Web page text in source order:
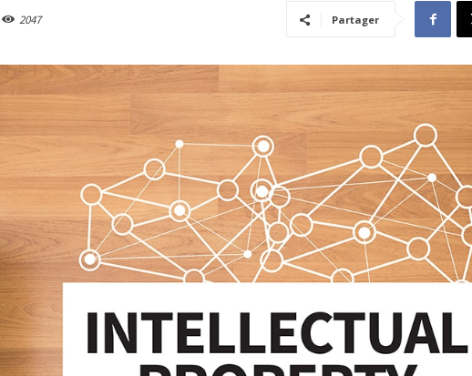
2047 Partager